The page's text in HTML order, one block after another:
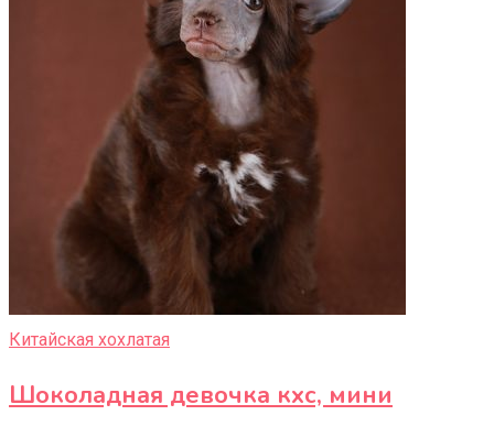
Китайская хохлатая
Шоколадная девочка кхс, мини